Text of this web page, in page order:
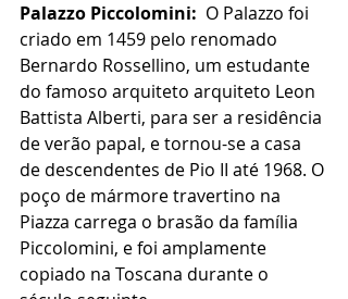
Palazzo Piccolomini: O Palazzo foi
criado em 1459 pelo renomado
Bernardo Rossellino, um estudante
do famoso arquiteto arquiteto Leon
Battista Alberti, para ser a residência
de verão papal, e tornou-se a casa
de descendentes de Pio II até 1968. O
poço de mármore travertino na
Piazza carrega o brasão da família
Piccolomini, e foi amplamente
copiado na Toscana durante o